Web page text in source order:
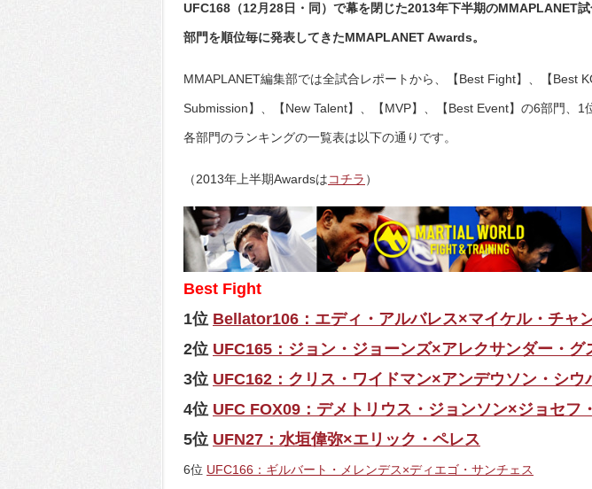
UFC168（12月28日・同）で幕を閉じた2013年下半期のMMAPLANET
部門を順位毎に発表してきたMMAPLANET Awards。
MMAPLANET編集部では全試合レポートから、【Best Fight】、【Best
Submission】、【New Talent】、【MVP】、【Best Event】の6部門、1
各部門のランキングの一覧表は以下の通りです。
（2013年上半期Awardsはコチラ ）
Best Fight
1位 Bellator106：エディ・アルバレス×マイケル・チャ
2位 UFC165：ジョン・ジョーンズ×アレクサンダー・グ
3位 UFC162：クリス・ワイドマン×アンデウソン・シウ
4位 UFC FOX09：デメトリウス・ジョンソン×ジョセフ
5位 UFN27：水垣偉弥×エリック・ペレス
6位 UFC166：ギルバート・メレンデス×ディエゴ・サンチェス